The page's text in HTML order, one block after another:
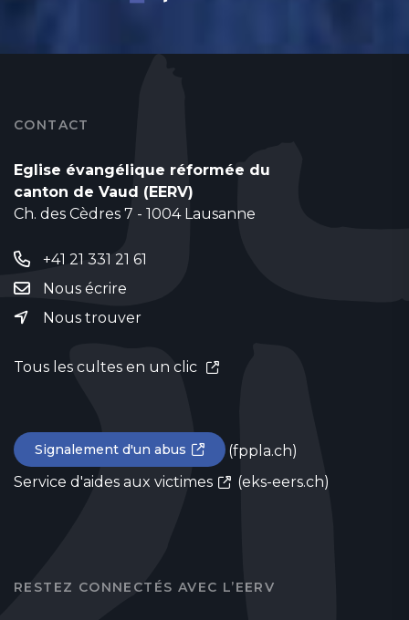
CONTACT
Eglise évangélique réformée du
canton de Vaud (EERV)
Ch. des Cèdres 7 - 1004 Lausanne
+41 21 331 21 61
Nous écrire
Nous trouver
Tous les cultes en un clic
Signalement d'un abus
(fppla.ch)
Service d'aides aux victimes
(eks-eers.ch)
RESTEZ CONNECTÉS AVEC L’EERV